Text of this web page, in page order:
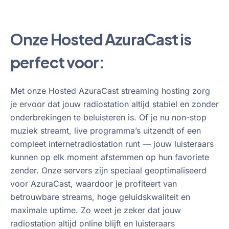
Onze Hosted AzuraCast is
perfect voor:
Met onze Hosted AzuraCast streaming hosting zorg
je ervoor dat jouw radiostation altijd stabiel en zonder
onderbrekingen te beluisteren is. Of je nu non-stop
muziek streamt, live programma’s uitzendt of een
compleet internetradiostation runt — jouw luisteraars
kunnen op elk moment afstemmen op hun favoriete
zender. Onze servers zijn speciaal geoptimaliseerd
voor AzuraCast, waardoor je profiteert van
betrouwbare streams, hoge geluidskwaliteit en
maximale uptime. Zo weet je zeker dat jouw
radiostation altijd online blijft en luisteraars